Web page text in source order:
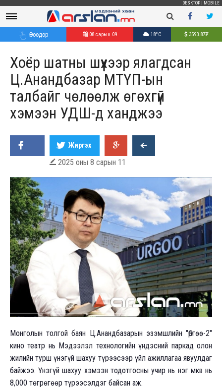
DESKTOP MOBILE
Өнөөдөр 08 сарын 09 18°C 3593.87₮
Хоёр шатны шүүхээр ялагдсан
Ц.Анандбазар МТҮП-ын
талбайг чөлөөлж өгөхгүй
хэмээн УДШ-д ханджээ
Жиргэх
 2025 оны 8 сарын 11
Монголын толгой баян Ц.Анандбазарын эзэмшлийн "Өргөө-2"
кино театр нь Мэдээлэл технологийн үндэсний паркад олон
жилийн турш үнэгүй шахуу түрээсээр үйл ажиллагаа явуулдаг
байжээ. Үнэгүй шахуу хэмээн тодотгосны учир нь нэг мкв нь
8,000 төгрөгөөр түрээсэлдэг байсан аж.